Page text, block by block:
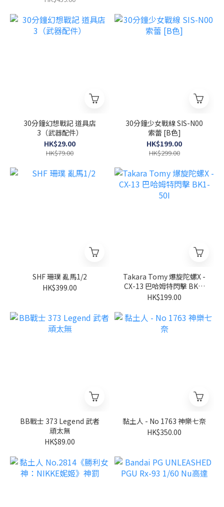
30分鐘幻想戰記 道具店
3（武器配件）
HK$29.00
HK$79.00
30分鐘少女戰線 SIS-N00
索蕾 [B色]
HK$199.00
HK$299.00
SHF 珊璞 亂馬1/2
HK$399.00
Takara Tomy 爆旋陀螺X -
CX-13 巴哈姆特閃擊 BK1-
50I
HK$199.00
BB戰士 373 Legend 武者
頑太無
HK$89.00
黏土人 - No 1763 神樂七奈
HK$350.00